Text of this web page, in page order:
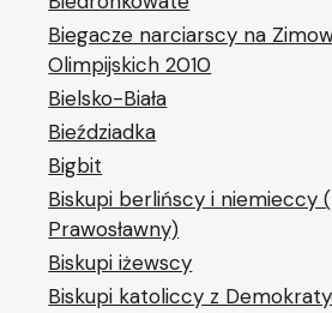
Biegacze narciarscy na
Olimpijskich 2010
Bielsko-Biała
Bieździadka
Bigbit
Biskupi berlińscy i niemieccy
Prawosławny)
Biskupi iżewscy
Biskupi katoliccy z